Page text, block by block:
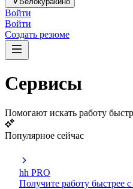
Войти
Войти
Создать резюме
Сервисы
Помогают искать работу
Популярное сейчас
hh PRO
Получите работу быстрее